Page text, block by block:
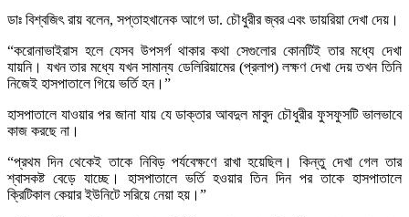
ডাঃ বিশ্বজিৎ রায় বলেন, সপ্তাহখানেক আগে ডা. চৌধুরীর জ্বর এবং ডায়রিয়া দেখা দেয়।
“করোনাভাইরাস হলে যেসব উপসর্গ থাকার কথা সেগুলোর কোনটিই তার মধ্যে দেখা
যায়নি। যখন তার মধ্যে যখন সামান্য ডেলিরিয়ামের (প্রলাপ) লক্ষণ দেখা দেয় তখন তিনি
নিজেই হাসপাতালে গিয়ে ভর্তি হন।”
হাসপাতালে যাওয়ার পর জানা যায় যে ডাক্তার আবদুল মাবুদ চৌধুরীর ফুসফুসটি ভালভাবে
কাজ করছে না।
“প্রথম দিন থেকেই তাকে নিবিড় পর্যবেক্ষণে রাখা হয়েছিল। কিন্তু দেখা গেল তার
শ্বাসকষ্ট বেড়ে যাচ্ছে। হাসপাতালে ভর্তি হওয়ার তিন দিন পর তাকে হাসপাতালে
ক্রিটিকাল কেয়ার ইউনিটে সরিয়ে নেয়া হয়।”